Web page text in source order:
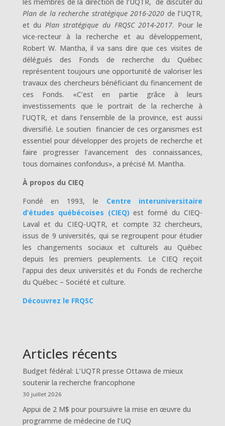
Plan de la recherche stratégique 2016-2020 de l’UQTR,
et du Plan stratégique du FRQSC 2014-2017. Pour le
vice-recteur à la recherche et au développement,
Robert W. Mantha, il va sans dire que ces visites de
délégués des Fonds de recherche du Québec
représentent toujours une opportunité de valoriser les
travaux des chercheurs bénéficiant du financement de
ces Fonds. «C’est en partie grâce à leurs
investissements que le portrait de la recherche à
l’UQTR, et dans l’ensemble de la province, est aussi
diversifié. Le soutien financier de ces organismes est
essentiel pour développer des projets de recherche et
faire progresser l’avancement des connaissances,
tous domaines confondus», a précisé M. Mantha.
À propos du CIEQ
Fondé en 1993, le Centre interuniversitaire
d’études québécoises (CIEQ) est formé du CIEQ-
Laval et du CIEQ-UQTR, et compte 32 chercheurs,
issus de 9 universités, qui se regroupent pour étudier
les changements sociaux et culturels au Québec
depuis les premiers peuplements. Le CIEQ reçoit
l’appui des deux universités et du Fonds de recherche
du Québec – Société et culture.
Découvrez le FRQSC
Articles récents
Budget fédéral: L’UQTR presse Ottawa de mieux
soutenir la recherche francophone
30 juillet 2026
Appui de 2 M$ pour poursuivre la mise en œuvre du
programme de médecine de l’UQ